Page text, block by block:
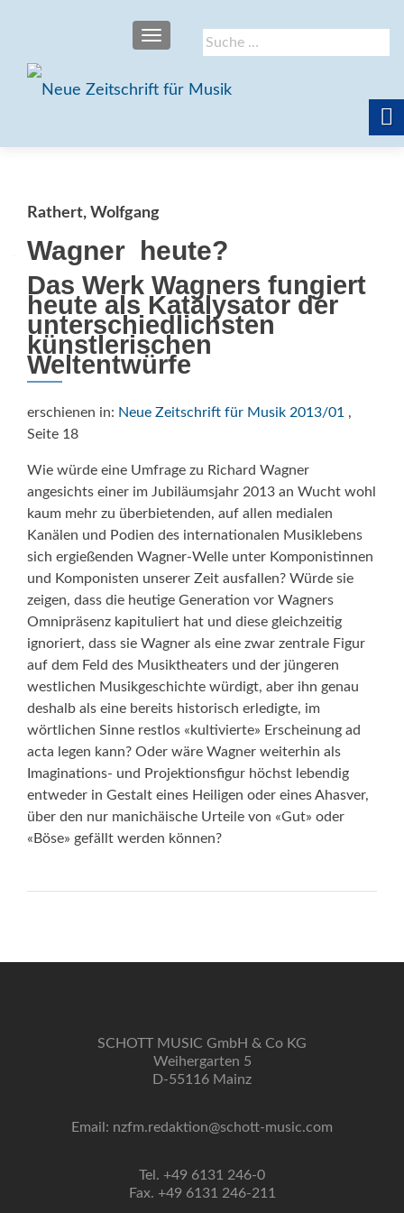
Suche
nach:
SCHALTE NAVIGATION
Rathert, Wolfgang
Wagner  heute?
Das Werk Wagners fungiert
heute als Katalysator der
unterschiedlichsten
künstlerischen
Weltentwürfe
erschienen in: Neue Zeitschrift für Musik 2013/01 ,
Seite 18
Wie würde eine Umfrage zu Richard Wagner
angesichts einer im Jubiläumsjahr 2013 an Wucht wohl
kaum mehr zu überbietenden, auf allen medialen
Kanälen und Podien des internationalen Musiklebens
sich ergießenden Wagner-Welle unter Komponistinnen
und Komponisten unserer Zeit ausfallen? Würde sie
zeigen, dass die heutige Generation vor Wagners
Omnipräsenz kapituliert hat und diese gleichzeitig
ignoriert, dass sie Wagner als eine zwar zentrale Figur
auf dem Feld des Musiktheaters und der jüngeren
westlichen Musikgeschichte würdigt, aber ihn genau
deshalb als eine bereits historisch erledigte, im
wörtlichen Sinne restlos «kultivierte» Erscheinung ad
acta legen kann? Oder wäre Wagner weiterhin als
Imaginations- und Projektionsfigur höchst lebendig 
entweder in Gestalt eines Heiligen oder eines Ahasver,
über den nur manichäische Urteile von «Gut» oder
«Böse» gefällt werden können?
SCHOTT MUSIC GmbH & Co KG
Weihergarten 5
D-55116 Mainz
Email: nzfm.redaktion@schott-music.com
Tel. +49 6131 246-0
Fax. +49 6131 246-211